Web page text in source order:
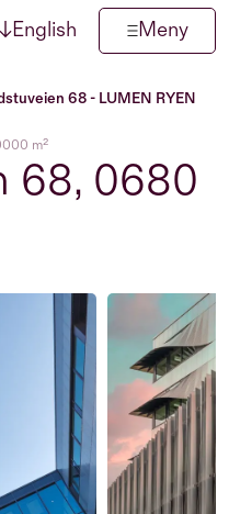
↓English Meny
68 - LUMEN RYEN
m²
68, 0680